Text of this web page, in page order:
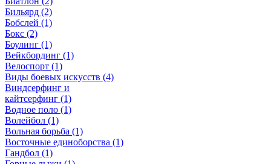
Бильярд (2)
Бобслей (1)
Бокс (2)
Боулинг (1)
Вейкбординг (1)
Велоспорт (1)
Виды боевых искусств (4)
Виндсерфинг и
кайтсерфинг (1)
Водное поло (1)
Волейбол (1)
Вольная борьба (1)
Восточные единоборства (1)
Гандбол (1)